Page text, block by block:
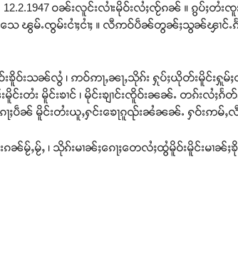
ဝၼ်းလူင်းလၢႆးမိုဝ်းလႆႈၸႂ်ၵၼ် ။ ၵွပ်ႈတႆးၸူ
ေ ၽွမ်ႉၸွမ်းငၢႆႈငၢႆႈ ။ လီဢဝ်ပဵၼ်တွၼ်ႈသွၼ်ၾၢင်ႉၵႅ
ၶိူဝ်းသၼ်လွႆ ၊ ဢဝ်ဢႃႇၼႃႇသိုၵ်း ႁုပ်ႈယိုတ်းမိူင်းႁူမ်
တႆး မိူင်းၶၢင် ၊ မိုင်းၶျၢင်းၸိူဝ်းၼၼ်ႉ တၵ်းလႆႈၵႅ
ႈပဵၼ် မိူင်းတႆးယူႇႁင်းၶေႃၵူၺ်းၼႆၼၼ်ႉ ႁဝ်းဢမ်ႇ
ၵၼ်မႂ်ႇမႂ်ႇ ၊ သိုၵ်းမၢၼ်ႈၵေႃႈတေလႆႈထွႆမိူဝ်းမိူင်းမၢၼ်